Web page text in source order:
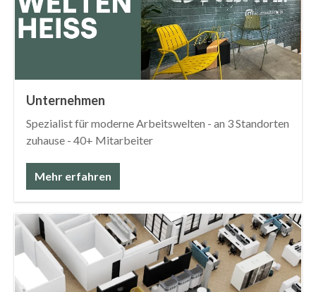
Unternehmen
Spezialist für moderne Arbeitswelten - an 3 Standorten
zuhause - 40+ Mitarbeiter
Mehr erfahren